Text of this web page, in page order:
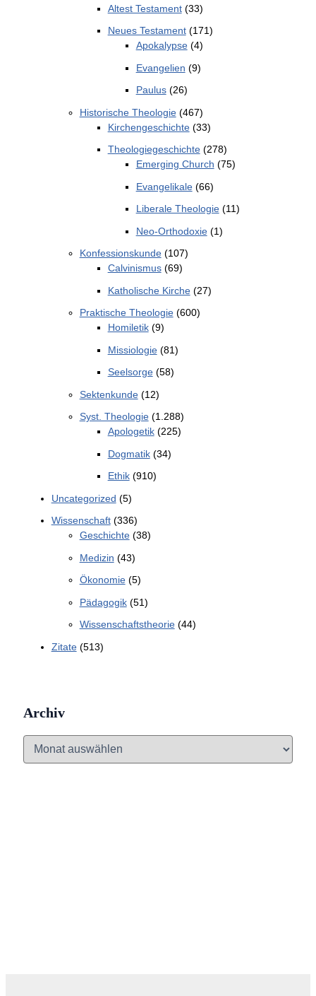
Altest Testament(33)
Neues Testament(171)
Apokalypse(4)
Evangelien (9)
Paulus(26)
Historische Theologie(467)
Kirchengeschichte(33)
Theologiegeschichte(278)
Emerging Church (75)
Evangelikale(66)
Liberale Theologie(11)
Neo-Orthodoxie(1)
Konfessionskunde(107)
Calvinismus(69)
Katholische Kirche(27)
Praktische Theologie(600)
Homiletik(9)
Missiologie(81)
Seelsorge(58)
Sektenkunde(12)
Syst. Theologie(1.288)
Apologetik(225)
Dogmatik(34)
Ethik(910)
Uncategorized (5)
Wissenschaft(336)
Geschichte(38)
Medizin (43)
Ökonomie(5)
Pädagogik(51)
Wissenschaftstheorie(44)
Zitate(513)
Archiv